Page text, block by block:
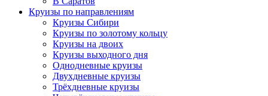
Круизы по направлениям
Круизы Сибири
Круизы по золотому кольцу
Круизы на двоих
Круизы выходного дня
Однодневные круизы
Двухдневные круизы
Трёхдневные круизы